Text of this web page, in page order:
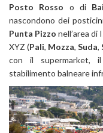
Posto Rosso o di
nascondono dei
Punta Pizzo nell’area di
XYZ (Pali, Mozza,Suda,
con il supermarket,
stabilimento balneare